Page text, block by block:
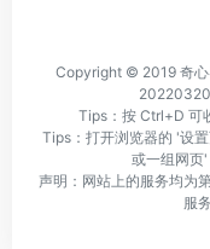
Copyright © 2019 奇
Tips：按 Ctrl+D 可
Tips：打开浏览器的 '设
或一组网页'
声明：网站上的服务均为
服